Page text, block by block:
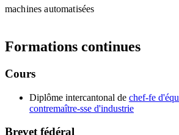
machines automatisées
Formations continues
Cours
Diplôme intercantonal de chef-fe
contremaître-sse d'industrie
Brevet fédéral